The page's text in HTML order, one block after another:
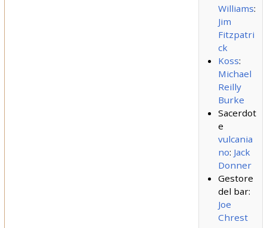
Williams:
Jim
Fitzpatri
ck
Koss:
Michael
Reilly
Burke
Sacerdot
e
vulcania
no: Jack
Donner
Gestore
del bar:
Joe
Chrest